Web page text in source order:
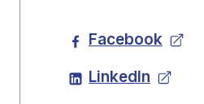
Facebook
LinkedIn